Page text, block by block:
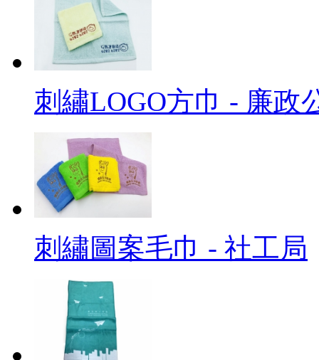
刺繡LOGO方巾 - 廉政
刺繡圖案毛巾 - 社工局